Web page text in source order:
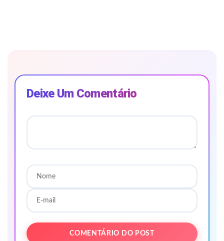
Deixe Um Comentário